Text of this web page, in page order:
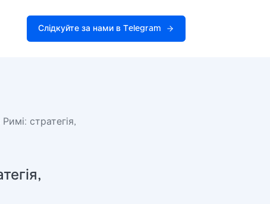
Слідкуйте за нами в Telegram
стратегія,